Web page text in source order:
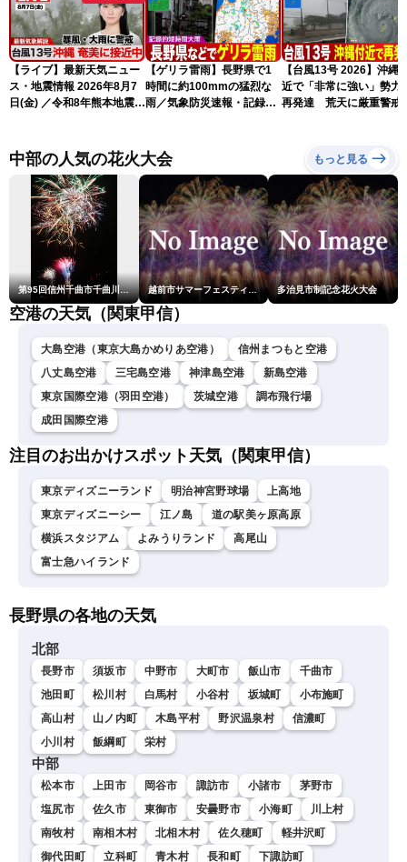
【ライブ】最新天気ニュー
ス・地震情報 2026年8月7
日(金) ／令和8年熊本地震情
ーン・駒木結衣／内藤邦
裕〉
【ゲリラ雷雨】長野県で1
時間に約100mmの猛烈な
雨／気象防災速報・記録的
【台風13号 2026】沖縄
近で「非常に強い」勢力
再発達 荒天に厳重警戒
中部の人気の花火大会 もっと見る
第95回信州千曲市千曲川納涼煙火大会 越前市サマーフェスティバル花火大会 多治見市制記念花火大会
空港の天気（関東甲信）
大島空港（東京大島かめりあ空港）
信州まつもと空港
八丈島空港
三宅島空港 神津島空港
新島空港
東京国際空港（羽田空港）
茨城空港
調布飛行場
成田国際空港
注目のお出かけスポット天気（関東甲信）
東京ディズニーランド 明治神宮野球場
上高地
東京ディズニーシー
江ノ島
道の駅美ヶ原高原
横浜スタジアム
よみうりランド
高尾山
富士急ハイランド
長野県の各地の天気
北部
長野市 須坂市 中野市 大町市 飯山市
千曲市
池田町
松川村 白馬村 小谷村 坂城町
小布施町
高山村
山ノ内町 木島平村 野沢温泉村
信濃町
小川村
飯綱町 栄村
中部
松本市 上田市 岡谷市 諏訪市 小諸市
茅野市
塩尻市
佐久市 東御市 安曇野市 小海町
川上村
南牧村
南相木村 北相木村 佐久穂町
軽井沢町
御代田町
立科町 青木村 長和町 下諏訪町